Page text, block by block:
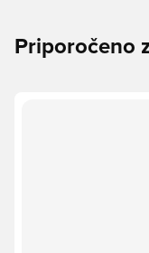
Priporočeno